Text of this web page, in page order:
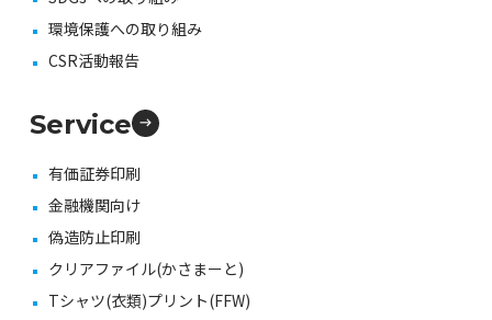
環境保護への取り組み
CSR活動報告
Service
有価証券印刷
金融機関向け
偽造防止印刷
クリアファイル(かさまーと)
Tシャツ(衣類)プリント(FFW)